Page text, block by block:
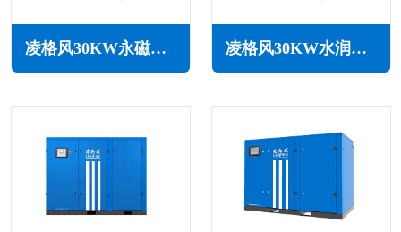
凌格风30KW永磁变频无油水润滑空压机LSW PM系列 凌格风30KW水润滑无油空压机LSW系列